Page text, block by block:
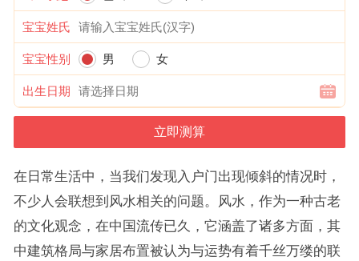
宝宝姓氏
宝宝性别 男 女
出生日期
在日常生活中，当我们发现入户门出现倾斜的情况时，
不少人会联想到风水相关的问题。风水，作为一种古老
的文化观念，在中国流传已久，它涵盖了诸多方面，其
中建筑格局与家居布置被认为与运势有着千丝万缕的联